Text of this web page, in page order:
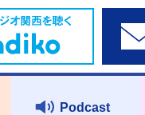
Podcast